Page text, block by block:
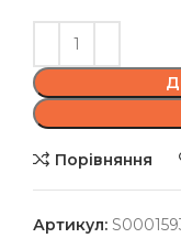
Порівняння
Артикул: